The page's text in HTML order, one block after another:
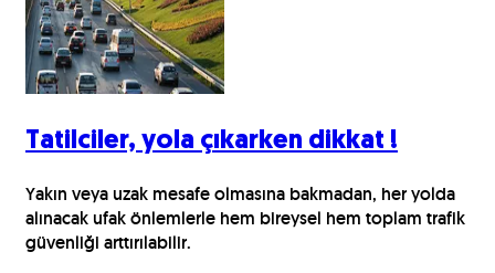
Tatilciler, yola çıkarken dikkat !
Yakın veya uzak mesafe olmasına bakmadan, her yolda
alınacak ufak önlemlerle hem bireysel hem toplam trafik
güvenliği arttırılabilir.